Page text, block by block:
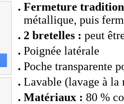
Fermeture
métallique, puis
2 bretelles : peut
Poignée latérale
Poche transparente
Lavable (lavage à la
Matériaux : 80 %